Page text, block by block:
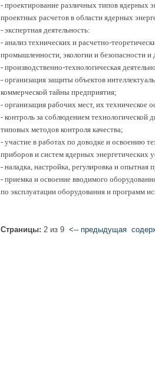
- проектирование различных типов ядерных
проектных расчетов в области ядерных
- экспертная деятельность:
- анализ технических и расчетно-
промышленности, экологии и безопасности
- производственно-технологическая
- организация защиты объектов
коммерческой тайны предприятия;
- организация рабочих мест, их техническое
- контроль за соблюдением технологической
типовых методов контроля качества;
- участие в работах по доводке и освоению
приборов и систем ядерных энергетических
- наладка, настройка, регулировка и
- приемка и освоение вводимого
по эксплуатации оборудования и программ
Страницы: 2 из 9 <-- предыдущая